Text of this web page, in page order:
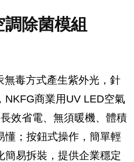
除菌模組
無毒方式產生紫外光，針
NKFG商業用UV LED空氣
效省電、無須暖機、體積
懂；按鈕式操作，簡單輕
簡易拆裝，提供企業穩定